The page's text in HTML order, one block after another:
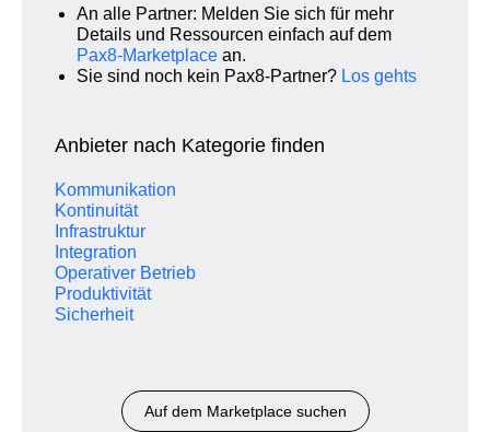
An alle Partner: Melden Sie sich für mehr
Details und Ressourcen einfach auf dem
Pax8‑Marketplace an.
Sie sind noch kein Pax8‑Partner? Los gehts
Anbieter nach Kategorie finden
Kommunikation
Kontinuität
Infrastruktur
Integration
Operativer Betrieb
Produktivität
Sicherheit
Auf dem Marketplace suchen